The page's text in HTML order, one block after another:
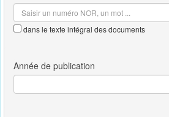
dans le texte intégral des documents